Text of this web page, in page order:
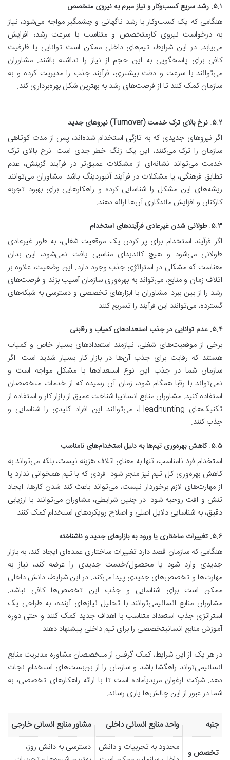
۵.۱. رشد سریع کسب‌وکار و نیاز مبرم به نیروی متخصص
هنگامی که یک کسب‌وکار با رشد ناگهانی و چشمگیر مواجه می‌شود، نیاز
به درخواست نیروی کارمتخصص و متناسب با سرعت رشد، افزایش
می‌یابد. در این شرایط، تیم‌های داخلی ممکن است توانایی یا ظرفیت
کافی برای پاسخگویی به این حجم از نیاز را نداشته باشند. مشاوران
می‌توانند با سرعت و دقت بیشتری، فرآیند جذب را مدیریت کرده و به
سازمان کمک کنند تا از فرصت‌های رشد به بهترین شکل بهره‌برداری کند.
۵.۲. نرخ بالای ترک خدمت (Turnover) نیروهای جدید
اگر نیروهای جدیدی که به تازگی استخدام شده‌اند، پس از مدت کوتاهی
سازمان را ترک می‌کنند، این یک زنگ خطر جدی است. نرخ بالای ترک
خدمت می‌تواند نشانه‌ای از مشکلات عمیق‌تر در فرآیند گزینش، عدم
تطابق فرهنگی، یا مشکلات در فرآیند آنبوردینگ باشد. مشاوران می‌توانند
ریشه‌های این مشکل را شناسایی کرده و راهکارهایی برای بهبود تجربه
کارکنان و افزایش ماندگاری آن‌ها ارائه دهند.
۵.۳. طولانی شدن غیرعادی فرآیندهای استخدام
اگر فرآیند استخدام برای پر کردن یک موقعیت شغلی، به طور غیرعادی
طولانی می‌شود و هیچ کاندیدای مناسبی یافت نمی‌شود، این بدان
معناست که مشکلی در استراتژی جذب وجود دارد. این وضعیت، علاوه بر
اتلاف زمان و منابع، می‌تواند به بهره‌وری سازمان آسیب بزند و فرصت‌های
رشد را از بین ببرد. مشاوران با ابزارهای تخصصی و دسترسی به شبکه‌های
گسترده، می‌توانند این فرآیند را تسریع کنند.
۵.۴. عدم توانایی در جذب استعدادهای کمیاب و رقابتی
برخی از موقعیت‌های شغلی، نیازمند استعدادهای بسیار خاص و کمیاب
هستند که رقابت برای جذب آن‌ها در بازار کار بسیار شدید است. اگر
سازمان شما در جذب این نوع استعدادها با مشکل مواجه است و
نمی‌تواند با رقبا همگام شود، زمان آن رسیده که از خدمات متخصصان
استفاده کنید. مشاوران منابع انسانیبا شناخت عمیق از بازار کار و استفاده از
تکنیک‌های Headhunting، می‌توانند این افراد کلیدی را شناسایی و
جذب کنند.
۵.۵. کاهش بهره‌وری تیم‌ها به دلیل استخدام‌های نامناسب
استخدام فرد نامناسب، تنها به معنای اتلاف هزینه نیست، بلکه می‌تواند به
کاهش بهره‌وری کل تیم نیز منجر شود. فردی که با تیم همخوانی ندارد یا
از مهارت‌های لازم برخوردار نیست، می‌تواند باعث کند شدن کارها، ایجاد
تنش و افت روحیه شود. در چنین شرایطی، مشاوران می‌توانند با ارزیابی
دقیق، به شناسایی دلایل اصلی و اصلاح رویکردهای استخدام کمک کنند.
۵.۶. تغییرات ساختاری یا ورود به بازارهای جدید و ناشناخته
هنگامی که سازمان قصد دارد تغییرات ساختاری عمده‌ای ایجاد کند، به بازار
جدیدی وارد شود یا محصول/خدمت جدیدی را عرضه کند، نیاز به
مهارت‌ها و تخصص‌های جدیدی پیدا می‌کند. در این شرایط، دانش داخلی
ممکن است برای شناسایی و جذب این تخصص‌ها کافی نباشد.
مشاوران منابع انسانیمی‌توانند با تحلیل نیازهای آینده، به طراحی یک
استراتژی جذب استعداد متناسب با اهداف جدید کمک کنند و حتی دوره
آموزش منابع انسانیتخصصی را برای تیم داخلی پیشنهاد دهند.
در هر یک از این شرایط، کمک گرفتن از متخصصان مشاوره مدیریت منابع
انسانیمی‌تواند راهگشا باشد و سازمان را از بن‌بست‌های استخدام نجات
دهد. شرکت ارغوان مریدیآماده است تا با ارائه راهکارهای تخصصی، به
شما در عبور از این چالش‌ها یاری رساند.
جنبه واحد منابع انسانی داخلی مشاور منابع انسانی خارجی
تخصص و
محدود به تجربیات و دانش
دسترسی به دانش روز،